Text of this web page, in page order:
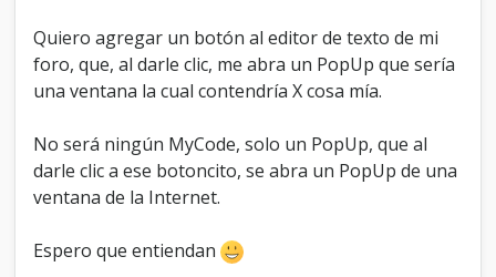
d
i
t
o
Quiero agregar un botón al editor de texto de mi
foro, que, al darle clic, me abra un PopUp que sería
una ventana la cual contendría X cosa mía.
No será ningún MyCode, solo un PopUp, que al
darle clic a ese botoncito, se abra un PopUp de una
ventana de la Internet.
Espero que entiendan